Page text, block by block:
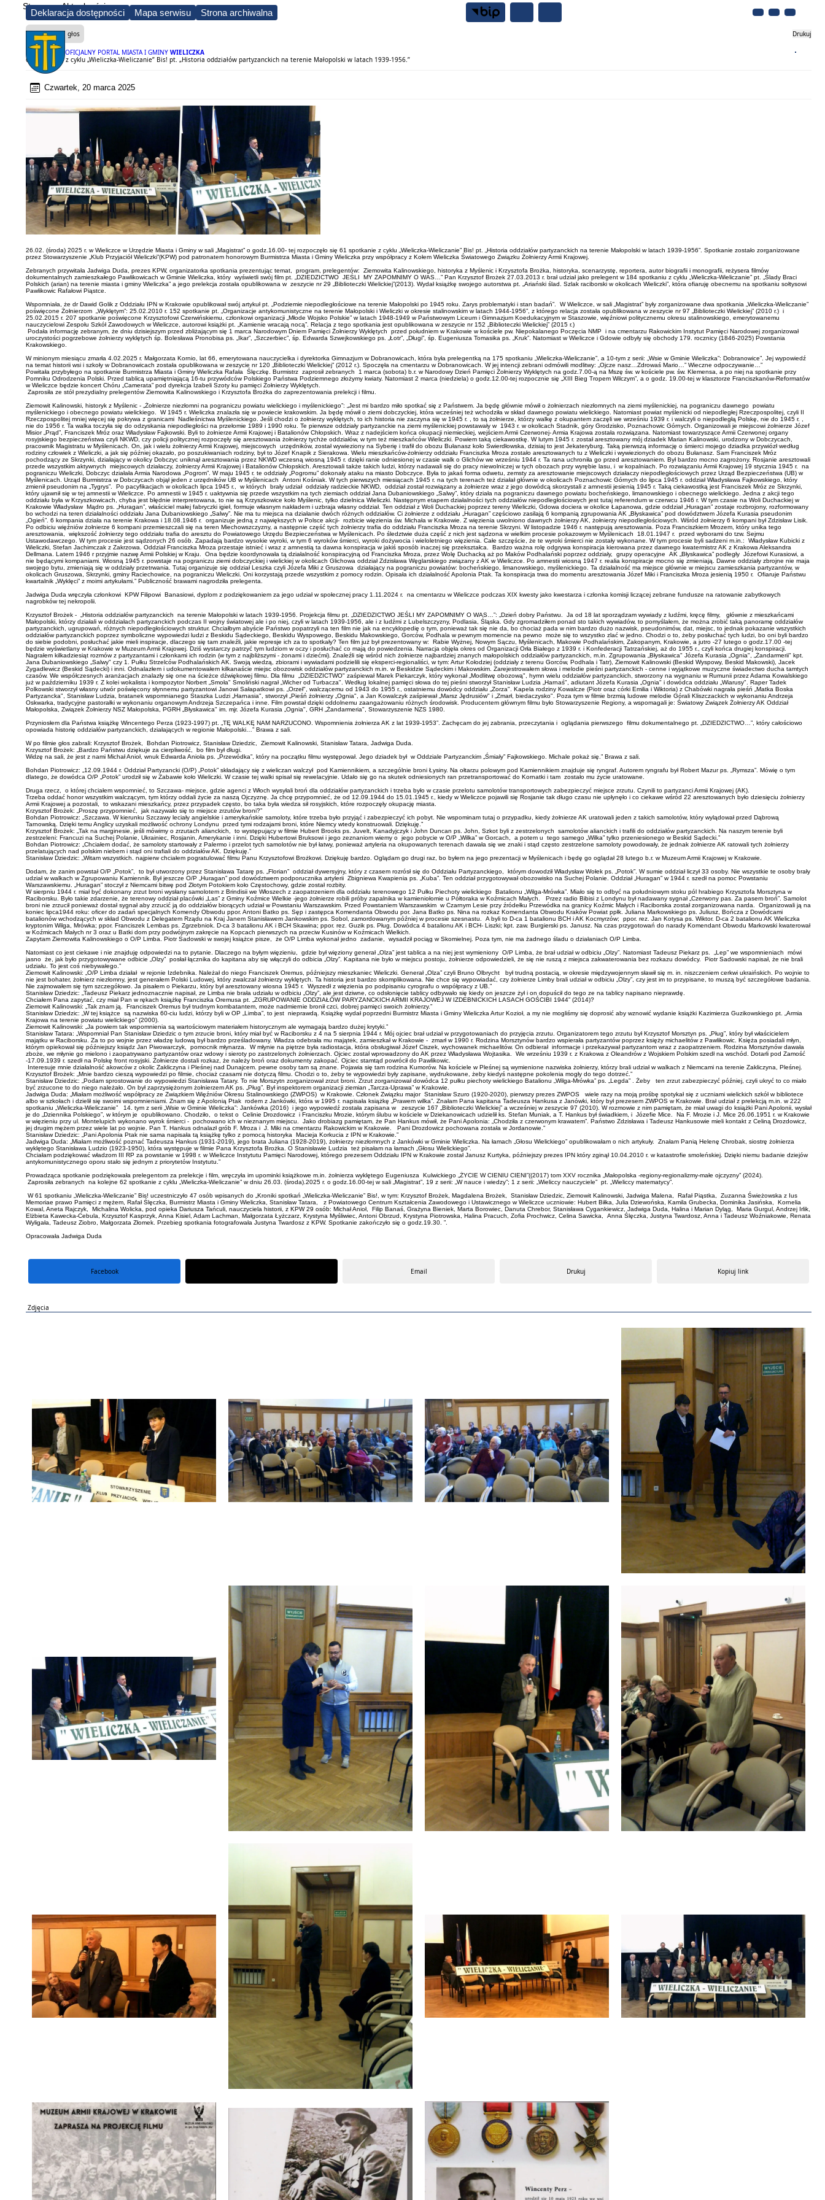
Deklaracja dostępności Mapa serwisu Strona archiwalna
OFICJALNY PORTAL MIASTA I GMINY WIELICZKA
Strona Aktualności
Czytaj na głos Drukuj
61 spotkanie z cyklu „Wieliczka-Wieliczanie” Bis! pt. „Historia oddziałów partyzanckich na terenie Małopolski w latach 1939-1956.”
Czwartek, 20 marca 2025
26.02. (środa) 2025 r. w Wieliczce w Urzędzie Miasta i Gminy w sali „Magistrat” o godz.16.00- tej rozpoczęło się 61 spotkanie z cyklu „Wieliczka-Wieliczanie” Bis! pt. „Historia oddziałów partyzanckich na terenie Małopolski w latach 1939-1956”. Spotkanie zostało zorganizowane
przez Stowarzyszenie „Klub Przyjaciół Wieliczki”(KPW) pod patronatem honorowym Burmistrza Miasta i Gminy Wieliczka przy współpracy z Kołem Wieliczka Światowego Związku Żołnierzy Armii Krajowej.
Zebranych przywitała Jadwiga Duda, prezes KPW, organizatorka spotkania prezentując temat, program, prelegentów: Ziemowita Kalinowskiego, historyka z Myślenic i Krzysztofa Brożka, historyka, scenarzystę, reportera, autor biografii i monografii, reżysera filmów
dokumentalnych zamieszkałego Pawlikowicach w Gminie Wieliczka, który wyświetli swój film pt. „DZIEDZICTWO JEŚLI MY ZAPOMNIMY O WAS…” Pan Krzysztof Brożek 27.03.2013 r. brał udział jako prelegent w 184 spotkaniu z cyklu „Wieliczka-Wieliczanie” pt. „Ślady Braci
Polskich (arian) na terenie miasta i gminy Wieliczka” a jego prelekcja została opublikowana w zeszycie nr 29 „Biblioteczki Wielickiej”(2013). Wydał książkę swojego autorstwa pt. „Ariański ślad. Szlak raciborski w okolicach Wieliczki”, która ofiaruję obecnemu na spotkaniu sołtysowi
Pawlikowic Rafałowi Piąstce.
Wspomniała, że dr Dawid Golik z Oddziału IPN w Krakowie opublikował swój artykuł pt. „Podziemie niepodległościowe na terenie Małopolski po 1945 roku. Zarys problematyki i stan badań”. W Wieliczce, w sali „Magistrat” były zorganizowane dwa spotkania „Wieliczka-Wieliczanie”
poświęcone Żołnierzom „Wyklętym”: 25.02.2010 r. 152 spotkanie pt. „Organizacje antykomunistyczne na terenie Małopolski i Wieliczki w okresie stalinowskim w latach 1944-1956”, z którego relacja została opublikowana w zeszycie nr 97 „Biblioteczki Wielickiej” (2010 r.) i
25.02.2015 r. 207 spotkanie poświęcone Krzysztofowi Czerwińskiemu, członkowi organizacji „Młode Wojsko Polskie” w latach 1948-1949 w Państwowym Liceum i Gimnazjum Koedukacyjnym w Staszowie, więźniowi politycznemu okresu stalinowskiego, emerytowanemu
nauczycielowi Zespołu Szkół Zawodowych w Wieliczce, autorowi książki pt. „Kamienie wracają nocą”. Relacja z tego spotkania jest opublikowana w zeszycie nr 152 „Biblioteczki Wielickiej” (2015 r.)
Podała informację zebranym, że dniu dzisiejszym przed zbliżającym się 1 marca Narodowym Dniem Pamięci Żołnierzy Wyklętych przed południem w Krakowie w kościele pw. Niepokalanego Poczęcia NMP i na cmentarzu Rakowickim Instytut Pamięci Narodowej zorganizował
uroczystości pogrzebowe żołnierzy wyklętych śp. Bolesława Pronobisa ps. „Ikar”, „Szczerbiec”, śp. Edwarda Szwejkowskiego ps. „Łotr”, „Długi”, śp. Eugeniusza Tomasika ps. „Kruk”. Natomiast w Wieliczce i Gdowie odbyły się obchody 179. rocznicy (1846-2025) Powstania
Krakowskiego.
W minionym miesiącu zmarła 4.02.2025 r. Małgorzata Kornio, lat 66, emerytowana nauczycielka i dyrektorka Gimnazjum w Dobranowicach, która była prelegentką na 175 spotkaniu „Wieliczka-Wieliczanie”, a 10-tym z serii: „Wsie w Gminie Wieliczka”: Dobranowice”. Jej wypowiedź
na temat historii wsi i szkoły w Dobranowicach została opublikowana w zeszycie nr 120 „Biblioteczki Wielickiej” (2012 r.). Spoczęła na cmentarzu w Dobranowicach. W jej intencji zebrani odmówili modlitwy: „Ojcze nasz…Zdrowaś Mario…” Wieczne odpoczywanie…”
Powitała przybyłego na spotkanie Burmistrza Miasta i Gminy Wieliczka Rafała Ślęczkę. Burmistrz zaprosił zebranych 1 marca (sobota) b.r. w Narodowy Dzień Pamięci Żołnierzy Wyklętych na godz.7.00-ą na Mszę św. w kościele pw. św. Klemensa, a po niej na spotkanie przy
Pomniku Odrodzenia Polski. Przed tablicą upamiętniającą 16-tu przywódców Polskiego Państwa Podziemnego złożymy kwiaty. Natomiast 2 marca (niedziela) o godz.12.00-tej rozpocznie się „XIII Bieg Tropem Wilczym”, a o godz. 19.00-tej w klasztorze Franciszkanów-Reformatów
w Wieliczce będzie koncert Chóru „Camerata” pod dyrekcja Izabeli Szoty ku pamięci Żołnierzy Wyklętych.
Zaprosiła ze stół prezydialny prelegentów Ziemowita Kalinowskiego i Krzysztofa Brożka do zaprezentowania prelekcji i filmu.
Ziemowit Kalinowski, historyk z Myślenic - „Żołnierze niezłomni na pograniczu powiatu wielickiego i myślenickiego”: „Jest mi bardzo miło spotkać się z Państwem. Ja będę głównie mówił o żołnierzach niezłomnych na ziemi myślenickiej, na pograniczu dawnego powiatu
myślenickiego i obecnego powiatu wielickiego. W 1945 r. Wieliczka znalazła się w powiecie krakowskim. Ja będę mówił o ziemi dobczyckiej, która wcześniej też wchodziła w skład dawnego powiatu wielickiego. Natomiast powiat myślenicki od niepodległej Rzeczpospolitej, czyli II
Rzeczpospolitej mniej więcej się pokrywa z granicami Nadleśnictwa Myślenickiego. Jeśli chodzi o żołnierzy wyklętych, to ich historia nie zaczyna się w 1945 r. , to są żołnierze, którzy walkę z okupantem zaczęli we wrześniu 1939 r. i walczyli o niepodległą Polskę, nie do 1945 r. ,
nie do 1956 r. Ta walka toczyła się do odzyskania niepodległości na przełomie 1989 i 1990 roku. Te pierwsze oddziały partyzanckie na ziemi myślenickiej powstawały w 1943 r. w okolicach Stadnik, góry Grodzisko, Poznachowic Górnych. Organizowali je miejscowi żołnierze Józef
Misior „Prąd”, Franciszek Mróz oraz Władysław Fajkowski. Byli to żołnierze Armii Krajowej i Batalionów Chłopskich. Wraz z nadejściem końca okupacji niemieckiej, wejściem Armii Czerwonej- Armia Krajowa została rozwiązana. Natomiast towarzyszące Armii Czerwonej organy
rosyjskiego bezpieczeństwa czyli NKWD, czy policji politycznej rozpoczęły się aresztowania żołnierzy tychże oddziałów, w tym też mieszkańców Wieliczki. Powiem taką ciekawostkę. W lutym 1945 r. został aresztowany mój dziadek Marian Kalinowski, urodzony w Dobczycach,
pracownik Magistratu w Myślenicach. On, jak i wielu żołnierzy Armii Krajowej, miejscowych urzędników, został wywieziony na Syberię i trafił do obozu Bułanasz koło Swierdłowska, dzisiaj to jest Jekateryburg. Taką pierwszą informację o śmierci mojego dziadka przywiózł według
rodziny człowiek z Wieliczki, a jak się później okazało, po poszukiwaniach rodziny, był to Józef Knapik z Sierakowa. Wielu mieszkańców-żołnierzy oddziału Franciszka Mroza zostało aresztowanych tu z Wieliczki i wywiezionych do obozu Bułanasz. Sam Franciszek Mróz
pochodzący ze Skrzynki, działający w okolicy Dobczyc uniknął aresztowania przez NKWD wczesną wiosną 1945 r. dzięki ranie odniesionej w czasie walk o Glichów we wrześniu 1944 r. Ta rana uchroniła go przed aresztowaniem. Był bardzo mocno zagrożony. Rosjanie aresztowali
przede wszystkim aktywnych miejscowych działaczy, żołnierzy Armii Krajowej i Batalionów Chłopskich. Aresztowali także takich ludzi, którzy nadawali się do pracy niewolniczej w tych obozach przy wyrębie lasu, i w kopalniach. Po rozwiązaniu Armii Krajowej 19 stycznia 1945 r. na
pograniczu Wieliczki, Dobczyc działała Armia Narodowa „Pogrom”. W maju 1945 r. te oddziały „Pogromu” dokonały ataku na miasto Dobczyce. Była to jakaś forma odwetu, zemsty za aresztowanie miejscowych działaczy niepodległościowych przez Urząd Bezpieczeństwa (UB) w
Myślenicach. Urząd Burmistrza w Dobczycach objął jeden z urzędników UB w Myślenicach Antoni Kośniak. W tych pierwszych miesiącach 1945 r. na tych terenach też działał głównie w okolicach Poznachowic Górnych do lipca 1945 r. oddział Władysława Fajkowskiego, który
zmienił pseudonim na „Tygrys”. Po pacyfikacjach w okolicach lipca 1945 r., w których brały udział oddziały radzieckie NKWD, oddział został rozwiązany a żołnierze wraz z jego dowódcą skorzystali z amnestii jesienią 1945 r. Taką ciekawostką jest Franciszek Mróz ze Skrzynki,
który ujawnił się w tej amnestii w Wieliczce. Po amnestii w 1945 r. uaktywnia się przede wszystkim na tych ziemiach oddział Jana Dubaniowskiego „Salwy”, który działa na pograniczu dawnego powiatu bocheńskiego, limanowskiego i obecnego wielickiego. Jedna z akcji tego
oddziału była w Krzyszkowicach, chyba jest błędnie interpretowana, to nie są Krzyszkowice koło Myślenic, tylko dzielnica Wieliczki. Następnym etapem działalności tych oddziałów niepodległościowych jest tutaj referendum w czerwcu 1946 r. W tym czasie na Woli Duchackiej w
Krakowie Władysław Mądro ps. „Huragan”, właściciel małej fabryczki igieł, formuje własnym nakładem i uzbraja własny oddział. Ten oddział z Woli Duchackiej poprzez tereny Wieliczki, Gdowa dociera w okolice Łapanowa, gdzie oddział „Huragan” zostaje rozbrojony, rozformowany
bo wchodzi na teren działalności oddziału Jana Dubaniowskiego „Salwy”. Nie ma tu miejsca na działanie dwóch różnych oddziałów. Ci żołnierze z oddziału „Huragan” częściowo zasilają 6 kompanią zgrupowania AK „Błyskawica” pod dowództwem Józefa Kurasia pseudonim
„Ogień”. 6 kompania działa na terenie Krakowa i 18.08.1946 r. organizuje jedną z największych w Polsce akcji- rozbicie więzienia św. Michała w Krakowie. Z więzienia uwolniono dawnych żołnierzy AK, żołnierzy niepodległościowych. Wśród żołnierzy 6 kompani był Zdzisław Lisik.
Po odbiciu więźniów żołnierze 6 kompani przemieszczali się na teren Miechowszczyzny, a następnie część tych żołnierzy trafia do oddziału Franciszka Mroza na terenie Skrzyni. W listopadzie 1946 r. następują aresztowania. Poza Franciszkiem Mrozem, który unika tego
aresztowania, większość żołnierzy tego oddziału trafia do aresztu do Powiatowego Urzędu Bezpieczeństwa w Myślenicach. Po śledztwie duża część z nich jest sądzona w wielkim procesie pokazowym w Myślenicach 18.01.1947 r. przed wyborami do tzw. Sejmu
Ustawodawczego. W tym procesie jest sądzonych 26 osób. Zapadają bardzo wysokie wyroki, w tym 6 wyroków śmierci, wyroki dożywocia i wieloletniego więzienia. Całe szczęście, że te wyroki śmierci nie zostały wykonane. W tym procesie byli sadzeni m.in.: Władysław Kubicki z
Wieliczki, Stefan Jachimczak z Zakrzowa. Oddział Franciszka Mroza przestaje istnieć i wraz z amnestią ta dawna konspiracja w jakiś sposób inaczej się przekształca. Bardzo ważna rolę odgrywa konspiracja kierowana przez dawnego kwatermistrz AK z Krakowa Aleksandra
Dellmana. Latem 1946 r przyjmie nazwę Armii Polskiej w Kraju. Ona będzie koordynowała tą działalność konspiracyjną od Franciszka Mroza, przez Wolę Duchacką aż po Maków Podhalański poprzez oddziały, grupy operacyjne AK „Błyskawica” podległy Józefowi Kurasiowi, a
nie będącymi kompaniami. Wiosną 1945 r. powstaje na pograniczu ziemi dobczyckiej i wielickiej w okolicach Glichowa oddział Zdzisława Węglarskiego związany z AK w Wieliczce. Po amnestii wiosną 1947 r. realia konspiracje mocno się zmieniają. Dawne oddziały zbrojne nie maja
swojego bytu, zmieniają się w oddziały przetrwania. Tutaj organizuje się oddział Leszka czyli Józefa Miki z Gruszowa działający na pograniczu powiatów: bocheńskiego, limanowskiego, myślenickiego. Ta działalność ma miejsce głównie w miejscu zamieszkania partyzantów, w
okolicach Gruszowa, Skrzynki, gminy Raciechowice, na pograniczu Wieliczki. Oni korzystają przede wszystkim z pomocy rodzin. Opisała ich działalność Apolonia Ptak. Ta konspiracja trwa do momentu aresztowania Józef Miki i Franciszka Mroza jesienią 1950 r. Ofiaruje Państwu
kwartalnik „Wyklęci” z moimi artykułami.” Publiczność brawami nagrodziła prelegenta.
Jadwiga Duda wręczyła członkowi KPW Filipowi Banasiowi, dyplom z podziękowaniem za jego udział w społecznej pracy 1.11.2024 r. na cmentarzu w Wieliczce podczas XIX kwesty jako kwestarza i członka komisji liczącej zebrane fundusze na ratowanie zabytkowych
nagrobków tej nekropolii.
Krzysztof Brożek - „Historia oddziałów partyzanckich na terenie Małopolski w latach 1939-1956. Projekcja filmu pt. „DZIEDZICTWO JEŚLI MY ZAPOMNIMY O WAS…”: „Dzień dobry Państwu. Ja od 18 lat sporządzam wywiady z ludźmi, kręcę filmy, głównie z mieszkańcami
Małopolski, którzy działali w oddziałach partyzanckich podczas II wojny światowej ale i po niej, czyli w latach 1939-1956, ale i z ludźmi z Lubelszczyzny, Podlasia, Śląska. Gdy zgromadziłem ponad sto takich wywiadów, to pomyślałem, że można zrobić taką panoramę oddziałów
partyzanckich, ugrupowań, różnych niepodległościowych struktur. Chciałbym abyście Państwo popatrzyli na ten film nie jak na encyklopedię o tym, ponieważ tak się nie da, bo chociaż pada w nim bardzo dużo nazwisk, pseudonimów, dat, miejsc, to jednak pokazanie wszystkich
oddziałów partyzanckich poprzez symboliczne wypowiedzi ludzi z Beskidu Sądeckiego, Beskidu Wyspowego, Beskidu Makowskiego, Gorców, Podhala w pewnym momencie na pewno może się to wszystko zlać w jedno. Chodzi o to, żeby posłuchać tych ludzi, bo oni byli bardzo
do siebie podobni, posłuchać jakie mieli inspiracje, dlaczego się tam znaleźli, jakie represje ich za to spotkały? Ten film już był prezentowany w: Rabie Wyżnej, Nowym Sączu, Myślenicach, Makowie Podhalańskim, Zakopanym, Krakowie, a jutro -27 lutego o godz.17.00 -tej
będzie wyświetlany w Krakowie w Muzeum Armii Krajowej. Dziś wystarczy patrzyć tym ludziom w oczy i posłuchać co mają do powiedzenia. Narracja objęła okres od Organizacji Orła Białego z 1939 r. i Konfederacji Tatrzańskiej, aż do 1955 r., czyli końca drugiej konspiracji.
Nagrałem kilkadziesiąt rozmów z partyzantami i członkami ich rodzin (w tym z najbliższymi - żonami i dziećmi). Znaleźli się wśród nich żołnierze najbardziej znanych małopolskich oddziałów partyzanckich, m.in. Zgrupowania „Błyskawica" Józefa Kurasia „Ognia", „Żandarmerii" kpt.
Jana Dubaniowskiego „Salwy" czy 1. Pułku Strzelców Podhalańskich AK. Swoją wiedzą, zbiorami i wywiadami podzielili się eksperci-regionaliści, w tym: Artur Kołodziej (oddziały z terenu Gorców, Podhala i Tatr), Ziemowit Kalinowski (Beskid Wyspowy, Beskid Makowski), Jacek
Zygadlewicz (Beskid Sądecki) i inni. Odnalazłem i udokumentowałem kilkanaście miejsc obozowisk oddziałów partyzanckich m.in. w Beskidzie Sądeckim i Makowskim. Zarejestrowałem słowa i melodie pieśni partyzanckich - cenne i wyjątkowe muzyczne świadectwo ducha tamtych
czasów. We współczesnych aranżacjach znalazły się one na ścieżce dźwiękowej filmu. Dla filmu „DZIEDZICTWO" zaśpiewał Marek Piekarczyk, który wykonał „Modlitwę obozową", hymn wielu oddziałów partyzanckich, stworzony na wygnaniu w Rumunii przez Adama Kowalskiego
już w październiku 1939 r. Z kolei wokalista i kompozytor Norbert „Smoła" Smoliński nagrał „Wicher od Turbacza". Według lokalnej pamięci słowa do tej pieśni stworzył Stanisław Ludzia „Harnaś", adiutant Józefa Kurasia „Ognia" i dowódca oddziału „Wiarusy". Raper Tadek
Polkowski stworzył własny utwór poświęcony słynnemu partyzantowi Janowi Sałapatkowi ps. „Orzeł", walczącemu od 1943 do 1955 r., ostatniemu dowódcy oddziału „Zorza". Kapela rodziny Kowalcze (Piotr oraz córki Emilia i Wiktoria) z Chabówki nagrała pieśń „Matka Boska
Partyzancka", Stanisław Ludzia, bratanek wspomnianego Staszka Ludzi „Harnasia", stworzył „Pieśń żołnierzy „Ognia", a Jan Kowalczyk zaśpiewał „Marsz Jędrusiów" i „Zmarł, biedaczysko". Poza tym w filmie brzmią ludowe melodie Górali Kliszczackich w wykonaniu Andrzeja
Oskwarka, tradycyjne pastorałki w wykonaniu organowym Andrzeja Szczepańca i inne. Film powstał dzięki oddolnemu zaangażowaniu różnych środowisk. Producentem głównym filmu było Stowarzyszenie Regiony, a wspomagali je: Światowy Związek Żołnierzy AK Oddział
Małopolska, Związek Żołnierzy NSZ Małopolska, PGRH „Błyskawica" im. mjr. Józefa Kurasia „Ognia", GRH „Żandarmeria", Stowarzyszenie NZS 1980.
Przyniosłem dla Państwa książkę Wincentego Perza (1923-1997) pt. „TĘ WALKĘ NAM NARZUCONO. Wspomnienia żołnierza AK z lat 1939-1953”. Zachęcam do jej zabrania, przeczytania i oglądania pierwszego filmu dokumentalnego pt. „DZIEDZICTWO…”, który całościowo
opowiada historię oddziałów partyzanckich, działających w regionie Małopolski…” Brawa z sali.
W po filmie głos zabrali: Krzysztof Brożek, Bohdan Piotrowicz, Stanisław Dziedzic, Ziemowit Kalinowski, Stanisław Tatara, Jadwiga Duda.
Krzysztof Brożek: „Bardzo Państwu dziękuje za cierpliwość, bo film był długi.
Widzę na sali, że jest z nami Michał Anioł, wnuk Edwarda Anioła ps. „Przewódka”, który na początku filmu występował. Jego dziadek był w Oddziale Partyzanckim „Śmiały” Fajkowskiego. Michale pokaż się.” Brawa z sali.
Bohdan Piotrowicz: „12.09.1944 r. Oddział Partyzancki (O/P) „Potok” składający się z wieliczan walczył pod Kamiennikiem, a szczególnie broni Łysiny. Na ołtarzu polowym pod Kamiennikiem znajduje się ryngraf. Autorem ryngrafu był Robert Mazur ps. „Rymsza”. Mówię o tym
dlatego, że dowódca O/P „Potok” urodził się w Zabawie koło Wieliczki. W czasie tej walki spisał się rewelacyjnie. Udało się go na skutek odniesionych ran przetransportować do Kornatki i tam zostało mu życie uratowane.
Druga rzecz, o której chciałem wspomnieć, to Szczawa- miejsce, gdzie agenci z Włoch wysyłali broń dla oddziałów partyzanckich i trzeba było w czasie przelotu samolotów transportowych zabezpieczyć miejsce zrzutu. Czynili to partyzanci Armii Krajowej (AK).
Trzeba oddać honor wszystkim walczącym, tym którzy oddali życie za naszą Ojczyznę. Ja chcę przypomnieć, że od 12.09.1944 do 15.01.1945 r., kiedy w Wieliczce pojawili się Rosjanie tak długo czasu nie upłynęło i co ciekawe wśród 22 aresztowanych było dziesięciu żołnierzy
Armii Krajowej a pozostali, to wskazani mieszkańcy, przez przypadek często, bo taka była wiedza sił rosyjskich, które rozpoczęły okupację miasta.
Krzysztof Brożek: „Proszę przypomnieć, jak nazywało się to miejsce zrzutów broni?”
Bohdan Piotrowicz: „Szczawa. W kierunku Szczawy leciały angielskie i amerykańskie samoloty, które trzeba było przyjąć i zabezpieczyć ich pobyt. Nie wspominam tutaj o przypadku, kiedy żołnierze AK uratowali jeden z takich samolotów, który wylądował przed Dąbrową
Tarnowską. Dzięki temu Anglicy uzyskali możliwość ochrony Londynu przed tymi rodzajami broni, które Niemcy wtedy konstruowali. Dziękuję.”
Krzysztof Brożek: „Tak na marginesie, jeśli mówimy o zrzutach alianckich, to występujący w filmie Hubert Brooks ps. Juvelt, Kanadyjczyk i John Duncan ps. John, Szkot byli z zestrzelonych samolotów alianckich i trafili do oddziałów partyzanckich. Na naszym terenie byli
zestrzeleni: Francuzi na Suchej Polanie, Ukrainiec, Rosjanin, Amerykanie i inni. Dzięki Hubertowi Bruksowi i jego zeznaniom wiemy o jego pobycie w O/P „Wilka” w Gorcach, a potem u tego samego „Wilka” tylko przeniesionego w Beskid Sądecki.”
Bohdan Piotrowicz: „Chciałem dodać, że samoloty startowały z Palermo i przelot tych samolotów nie był łatwy, ponieważ artyleria na okupowanych terenach dawała się we znaki i stąd często zestrzelone samoloty powodowały, że jednak żołnierze AK ratowali tych żołnierzy
przelatujących nad polskim niebem i stąd oni trafiali do oddziałów AK. Dziękuję.”
Stanisław Dziedzic: „Witam wszystkich. najpierw chciałem pogratulować filmu Panu Krzysztofowi Brożkowi. Dziękuję bardzo. Oglądam go drugi raz, bo byłem na jego prezentacji w Myślenicach i będę go oglądał 28 lutego b.r. w Muzeum Armii Krajowej w Krakowie.
Dodam, że zanim powstał O/P „Potok”, to był utworzony przez Stanisława Tatarę ps. „Florian” oddział dywersyjny, który z czasem rozrósł się do Oddziału Partyzanckiego, którym dowodził Władysław Wołek ps. „Potok”. W sumie oddział liczył 33 osoby. Nie wszystkie te osoby brały
udział w walkach w Zgrupowaniu Kamiennik. Był jeszcze O/P „Huragan” pod dowództwem podporucznika artylerii Zbigniewa Kwapienia ps. „Kuba”. Ten oddział przygotowywał obozowisko na Suchej Polanie. Oddział „Huragan” w 1944 r. szedł na pomoc Powstaniu
Warszawskiemu. „Huragan” stoczył z Niemcami bitwę pod Złotym Potokiem koło Częstochowy, gdzie został rozbity.
W sierpniu 1944 r. miał być dokonany zrzut broni wysłany samolotem z Brindisii we Włoszech z zaopatrzeniem dla oddziału terenowego 12 Pułku Piechoty wielickiego Batalionu „Wilga-Mrówka”. Miało się to odbyć na południowym stoku pól hrabiego Krzysztofa Morsztyna w
Raciborsku. Było takie zdarzenie, że terenowy oddział placówki „Las” z Gminy Koźmice Wielkie -jego żołnierze robili próby zapalnika w kamieniołomie u Półtoraka w Koźmicach Małych. Przez radio Bibisi z Londynu był nadawany sygnał „Czerwony pas. Za pasem broń”. Samolot
broni nie zrzucił ponieważ dostał sygnał aby zrzucić ją do oddziałów biorących udział w Powstaniu Warszawskim. Przed Powstaniem Warszawskim w Czarnym Lesie przy źródełku Przewódka na granicy Koźmic Małych i Raciborska został zorganizowana narda. Organizowali ją na
koniec lipca1944 roku: oficer do zadań specjalnych Komendy Obwodu ppor. Antoni Batko ps. Sęp i zastępca Komendanta Obwodu por. Jana Batko ps. Nina na rozkaz Komendanta Obwodu Kraków Powiat ppłk. Juliana Markowskiego ps. Juliusz, Bończa z Dowódcami
batalionów wchodzących w skład Obwodu z Delegatem Rządu na Kraj Janem Stanisławem Jankowskim ps. Sobol, zamordowanym później w procesie szesnastu. A byli to D-ca 1 batalionu BCH i AK Kocmyrzów; ppor. rez. Jan Kotysa ps. Wiktor. D-ca 2 batalionu AK Wieliczka
kryptonim Wilga, Mrówka; ppor. Franciszek Lembas ps. Zgrzebniok. D-ca 3 batalionu AK i BCH Skawina; ppor. rez. Guzik ps. Pług. Dowódca 4 batalionu AK i BCH- Liszki; kpt. zaw. Burgierski ps. Janusz. Na czas przygotowań do narady Komendant Obwodu Markowski kwaterował
w Koźmicach Małych nr 3 oraz u Batki dom przy podwójnym zakręcie na Kopcach pierwszych na przeciw Kusinów w Koźmicach Wielkich.
Zapytam Ziemowita Kalinowskiego o O/P Limba. Piotr Sadowski w swojej książce pisze, że O/P Limba wykonał jedno zadanie, wysadził pociąg w Skomielnej. Poza tym, nie ma żadnego śladu o działaniach O/P Limba.
Natomiast co jest ciekawe i nie znajduję odpowiedzi na to pytanie. Dlaczego na byłym więzieniu, gdzie był więziony generał „Olza” jest tablica a na niej jest wymieniony O/P Limba, że brał udział w odbiciu „Olzy”. Natomiast Tadeusz Piekarz ps. „Lep” we wspomnieniach mówi
jasno że, jak było przygotowywane odbicie „Olzy” posłał łącznika do kapitana aby się włączyli do odbicia „Olzy”. Kapitana nie było w miejscu postoju, żołnierze odpowiedzieli, że się nie ruszą z miejsca zakwaterowania bez rozkazu dowódcy. Piotr Sadowski napisał, że nie brali
udziału. To jest coś niebywałego.”
Ziemowit Kalinowski: „O/P Limba działał w rejonie Izdebnika. Należał do niego Franciszek Oremus, późniejszy mieszkaniec Wieliczki. Generał „Olza” czyli Bruno Olbrycht był trudną postacią, w okresie międzywojennym sławił się m. in. niszczeniem cerkwi ukraińskich. Po wojnie to
nie jest bohater, żołnierz niezłomny, jest generałem Polski Ludowej, który zwalczał żołnierzy wyklętych. Ta historia jest bardzo skomplikowana. Nie chce się wypowiadać, czy żołnierze Limby brali udział w odbiciu „Olzy”, czy jest im to przypisane, to muszą być szczegółowe badania.
Nie zajmowałem się tym szczegółowo. Ja pisałem o Piekarzu, który był aresztowany wiosna 1945 r. Wyszedł z więzienia po podpisaniu cyrografu o współpracy z UB.”
Stanisław Dziedzic: „Tadeusz Piekarz jednoznacznie napisał, ze Limba nie brała udziału w odbiciu „Olzy”, ale jest dziwne, co odsłonięcie tablicy odbywało się kiedy on jeszcze żył i on dopuścił do tego ze na tablicy napisano nieprawdę.
Chciałem Pana zapytać, czy miał Pan w rękach książkę Franciszka Oremusa pt. „ZGRUPOWANIE ODDZIAŁÓW PARYZANCKICH ARMII KRAJOWEJ W IZDEBNICKICH LASACH GOŚCIBI 1944” (2014)?
Ziemowit Kalinowski: „Tak znam ją. Franciszek Oremus był trudnym kombatantem, może nadmiernie bronił czci, dobrej pamięci swoich żołnierzy.”
Stanisław Dziedzic: „W tej książce są nazwiska 60-ciu ludzi, którzy byli w OP „Limba”, to jest nieprawdą. Książkę wydał poprzedni Burmistrz Miasta i Gminy Wieliczka Artur Kozioł, a my nie mogliśmy się doprosić aby wznowić wydanie książki Kazimierza Guzikowskiego pt. „Armia
Krajowa na terenie powiatu wielickiego” (2000).
Ziemowit Kalinowski: „Ja powiem tak wspomnienia są wartościowym materiałem historycznym ale wymagają bardzo dużej krytyki.”
Stanisław Tatara: „Wspomniał Pan Stanisław Dziedzic o tym zrzucie broni, który miał być w Raciborsku z 4 na 5 sierpnia 1944 r. Mój ojciec brał udział w przygotowaniach do przyjęcia zrzutu. Organizatorem tego zrzutu był Krzysztof Morsztyn ps. „Pług”, który był właścicielem
majątku w Raciborsku. Za to po wojnie przez władzę ludową był bardzo prześladowany. Władza odebrała mu majątek, zamieszkał w Krakowie - zmarł w 1990 r. Rodzina Morsztynów bardzo wspierała partyzantów poprzez księży michaelitów z Pawlikowic. Księża posiadali młyn,
którym opiekował się późniejszy ksiądz Jan Piwowarczyk, pomocnik młynarza. W młynie na piętrze była radiostacja, która obsługiwał Józef Ciszek, wychowanek michaelitów. On odbierał informacje i przekazywał partyzantom wraz z zaopatrzeniem. Rodzina Morsztynów dawała
zboże, we młynie go mielono i zaopatrywano partyzantów oraz wdowy i sieroty po zastrzelonych żołnierzach. Ojciec został wprowadzony do AK przez Władysława Wojtasika. We wrześniu 1939 r. z Krakowa z Oleandrów z Wojskiem Polskim szedł na wschód. Dotarli pod Zamość
-17.09.1939 r. szedł na Polskę front rosyjski. Żołnierze dostali rozkaz, że należy broń oraz dokumenty zakopać. Ojciec stamtąd powrócił do Pawlikowic.
Interesuje mnie działalność akowców z okolic Zakliczyna i Pleśnej nad Dunajcem. pewne osoby tam są znane. Pojawia się tam rodzina Kumorów. Na kościele w Pleśnej są wymienione nazwiska żołnierzy, którzy brali udział w walkach z Niemcami na terenie Zakliczyna, Pleśnej.
Krzysztof Brożek: „Mnie bardzo cieszą wypowiedzi po filmie, chociaż czasami nie dotyczą filmu. Chodzi o to, żeby te wypowiedzi były zapisane, wydrukowane, żeby kiedyś następne pokolenia mogły do tego dotrzeć.”
Stanisław Dziedzic: „Podam sprostowanie do wypowiedzi Stanisława Tatary. To nie Morszytn zorganizował zrzut broni. Zrzut zorganizował dowódca 12 pułku piechoty wielickiego Batalionu „Wilga-Mrówka” ps. „Legda” . Żeby ten zrzut zabezpieczyć później, czyli ukryć to co miało
być zrzucone to do niego należało. On był zaprzysiężonym żołnierzem AK ps. „Pług”. Był inspektorem organizacji ziemian „Tarcza-Uprawa” w Krakowie.
Jadwiga Duda: „Miałam możliwość współpracy ze Związkiem Więźniów Okresu Stalinowskiego (ZWPOS) w Krakowie. Członek Związku major Stanisław Szuro (1920-2020), pierwszy prezes ZWPOS wiele razy na moją prośbę spotykał się z uczniami wielickich szkół w bibliotece
albo w szkołach i dzielił się swoimi wspomnieniami. Znam się z Apolonią Ptak rodem z Jankówki, która w 1995 r. napisała książkę „Prawem wilka”. Znałam Pana kapitana Tadeusza Hankusa z Janówki, który był prezesem ZWPOS w Krakowie. Brał udział z prelekcją m.in. w 222
spotkaniu „Wieliczka-Wieliczanie” 14. tym z serii „Wsie w Gminie Wieliczka”: Jankówka (2016) i jego wypowiedź została zapisana w zeszycie 167 „Biblioteczki Wielickiej” a wcześniej w zeszycie 97 (2010). W rozmowie z nim pamiętam, że miał uwagi do książki Pani Apolonii, wysłał
je do „Dziennika Polskiego”, w którym je opublikowano. Chodziło, o tekst o Celinie Drozdowicz i Franciszku Mrozie, którym ślubu w kościele w Dziekanowicach udzielił ks. Stefan Muniak, a T. Hankus był świadkiem, i Józefie Mice. Na F. Mrozie i J. Mice 26.06.1951 r. w Krakowie
w więzieniu przy ul. Montelupich wykonano wyrok śmierci - pochowano ich w nieznanym miejscu. Jako drobiazg pamiętam, że Pan Hankus mówił, że Pani Apolonia: „Chodziła z czerwonym krawatem”. Państwo Zdzisława i Tadeusz Hankusowie mieli kontakt z Celiną Drozdowicz,
jej drugim mężem przez wiele lat po wojnie. Pan T. Hankus odnalazł grób F. Mroza i J. Miki na cmentarzu Rakowickim w Krakowie. Pani Drozdowicz pochowana została w Jordanowie.”
Stanisław Dziedzic: „Pani Apolonia Ptak nie sama napisała tą książkę tylko z pomocą historyka Macieja Korkucia z IPN w Krakowie.”
Jadwiga Duda: „Miałam możliwość poznać Tadeusza Hankus (1931-2019), jego brata Juliana (1928-2019), żołnierzy niezłomnych z Jankówki w Gminie Wieliczka. Na łamach „Głosu Wielickiego” opublikowałam o nich artykuły. Znałam Panią Helenę Chrobak, siostrę żołnierza
wyklętego Stanisława Ludzio (1923-1950), która występuje w filmie Pana Krzysztofa Brożka. O Stanisławie Ludzia też pisałam na łamach „Głosu Wielickiego”.
Chciałam podziękować władzom III RP za powstanie w 1998 r. w Wieliczce Instytutu Pamięci Narodowej, którego prezesem Oddziału IPN w Krakowie został Janusz Kurtyka, późniejszy prezes IPN który zginął 10.04.2010 r. w katastrofie smoleńskiej. Dzięki niemu badanie dziejów
antykomunistycznego oporu stało się jednym z priorytetów Instytutu.”
Prowadząca spotkanie podziękowała prelegentom za prelekcje i film, wręczyła im upominki książkowe m.in. żołnierza wyklętego Eugeniusza Kulwickiego „ŻYCIE W CIENIU CIENI”((2017) tom XXV rocznika „Małopolska -regiony-regionalizmy-małe ojczyzny” (2024).
Zaprosiła zebranych na kolejne 62 spotkanie z cyklu „Wieliczka-Wieliczanie” w dniu 26.03. (środa).2025 r. o godz.16.00-tej w sali „Magistrat”, 19 z serii: „W nauce i wiedzy”; 1 z serii: „Wieliccy nauczyciele” pt. „Wieliccy matematycy”.
W 61 spotkaniu „Wieliczka-Wieliczanie” Bis! uczestniczyło 47 osób wpisanych do „Kroniki spotkań „Wieliczka-Wieliczanie” Bis!, w tym: Krzysztof Brożek, Magdalena Brożek, Stanisław Dziedzic, Ziemowit Kalinowski, Jadwiga Malena, Rafał Piąstka, Zuzanna Świeżowska z Ius
Memoriae prawo Pamięci z mężem, Rafał Ślęczka, Burmistrz Miasta i Gminy Wieliczka, Stanisław Tatara, z Powiatowego Centrum Kształcenia Zawodowego i Ustawicznego w Wieliczce uczniowie: Hubert Biłka, Julia Dziewońska, Kamila Grubecka, Dominika Jasińska, Kornelia
Kowal, Aneta Rajczyk, Michalina Wolicka, pod opieka Dariusza Tańculi, nauczyciela historii, z KPW 29 osób: Michał Anioł, Filip Banaś, Grażyna Bieniek, Marta Borowiec, Danuta Chrebor, Stanisława Cygankiewicz, Jadwiga Duda, Halina i Marian Dyląg, Maria Gurgul, Andrzej Irlik,
Elżbieta Kawecka-Cebula, Krzysztof Kasprzyk, Anna Kisiel, Adam Lachman, Małgorzata Łyżczarz, Krystyna Myśliwiec, Antoni Obrzud, Krystyna Piotrowska, Halina Pracuch, Zofia Prochwicz, Celina Sawicka, Anna Ślęczka, Justyna Twardosz, Anna i Tadeusz Woźniakowie, Renata
Wyligała, Tadeusz Ziobro, Małgorzata Złomek. Przebieg spotkania fotografowała Justyna Twardosz z KPW. Spotkanie zakończyło się o godz.19.30. ”.
Opracowała Jadwiga Duda
Facebook Email Drukuj Kopiuj link
Zdjęcia